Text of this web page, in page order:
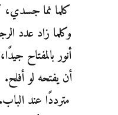
كلما نما جسدي،
وكلما زاد عدد
أنور بالمفتاح
أن يفتحه لو
مترددًا عند